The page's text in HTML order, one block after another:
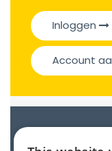
Inloggen
Account